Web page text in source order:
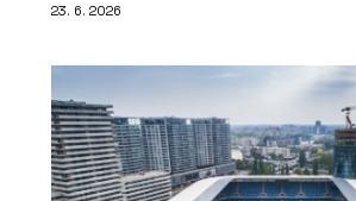
23. 6. 2026